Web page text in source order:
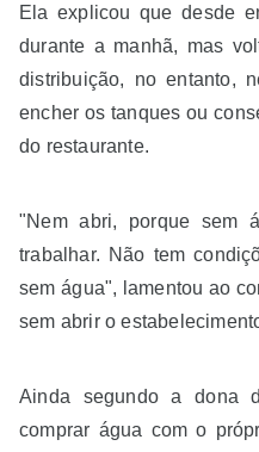
Ela explicou que desde
durante a manhã, mas
distribuição, no entanto,
encher os tanques ou
do restaurante.
"Nem abri, porque sem
trabalhar. Não tem
sem água", lamentou ao
sem abrir o
Ainda segundo a dona
comprar água com o